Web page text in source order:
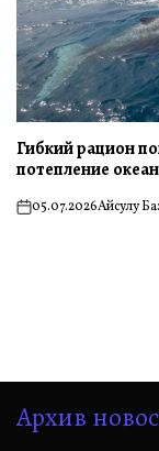
Гибкий рацион
потепление
on05.07.2026Айсулу
Архив